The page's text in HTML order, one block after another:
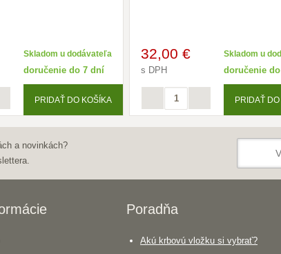
Skladom u dodávateľa
doručenie do 7 dní
PRIDAŤ DO KOŠÍKA
32,00 €
s DPH
Skladom u
doručenie
PRIDAŤ
a novinkách?
Poradňa
Akú krbovú vložku si vybrať?